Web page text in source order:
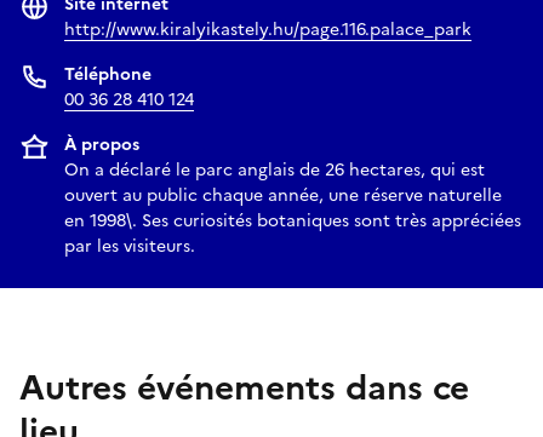
http://www.kiralyikastely.hu/page.116.palace_park
Téléphone
00 36 28 410 124
À propos
On a déclaré le parc anglais de 26 hectares, qui est
ouvert au public chaque année, une réserve naturelle
en 1998\. Ses curiosités botaniques sont très appréciées
par les visiteurs.
Autres événements dans ce